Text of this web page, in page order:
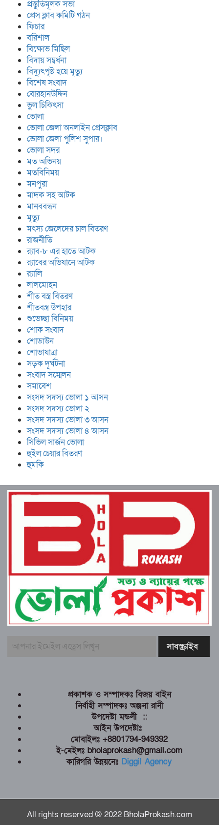
প্রস্তুতিমূলক সভা
প্রেস ক্লাব কমিটি গঠন
ফিচার
বরিশাল
বিক্ষোভ মিছিল
বিদায় সম্বর্ধনা
বিদ্যুৎপৃষ্ট হয়ে মৃত্যু
বিশেষ সংবাদ
বোরহানউদ্দিন
ভুল চিকিৎসা
ভোলা
ভোলা জেলা অনলাইন প্রেসক্লাব
ভোলা জেলা পুলিশ সুপার।
ভোলা সদর
মত অভিনয়
মতবিনিময়
মনপুরা
মাদক সহ আটক
মানববন্ধন
মৃত্যু
মৎস্য জেলেদের চাল বিতরণ
রাজনীতি
র‍্যাব-৮ এর হাতে আটক
র‍্যাবের অভিযানে আটক
র‍্যালি
লালমোহন
শীত বস্ত্র বিতরণ
শীতবস্ত্র উপহার
শুভেচ্ছা বিনিময়
শোক সংবাদ
শোডাউন
শোভাযাত্রা
সড়ক দূর্ঘটনা
সংবাদ সম্মেলন
সমাবেশ
সংসদ সদস্য ভোলা ১ আসন
সংসদ সদস্য ভোলা ২
সংসদ সদস্য ভোলা ৩ আসন
সংসদ সদস্য ভোলা ৪ আসন
সিভিল সার্জন ভোলা
হুইল চেয়ার বিতরণ
হুমকি
প্রকাশক ও সম্পাদকঃ বিজয় বাইন
নির্বাহী সম্পাদকঃ অঞ্জনা রানী
উপদেষ্টা মন্ডলী ::
আইন উপদেষ্টাঃ
মোবাইলঃ +8801794-949392
ই-মেইলঃ bholaprokash@gmail.com
কারিগরি উন্নয়নেঃ Diggil Agency
All rights reserved © 2022 BholaProkash.com